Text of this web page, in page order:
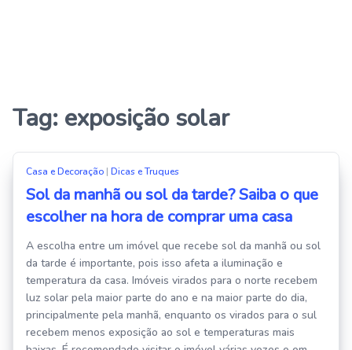
Tag: exposição solar
Casa e Decoração | Dicas e Truques
Sol da manhã ou sol da tarde? Saiba o que
escolher na hora de comprar uma casa
A escolha entre um imóvel que recebe sol da manhã ou sol
da tarde é importante, pois isso afeta a iluminação e
temperatura da casa. Imóveis virados para o norte recebem
luz solar pela maior parte do ano e na maior parte do dia,
principalmente pela manhã, enquanto os virados para o sul
recebem menos exposição ao sol e temperaturas mais